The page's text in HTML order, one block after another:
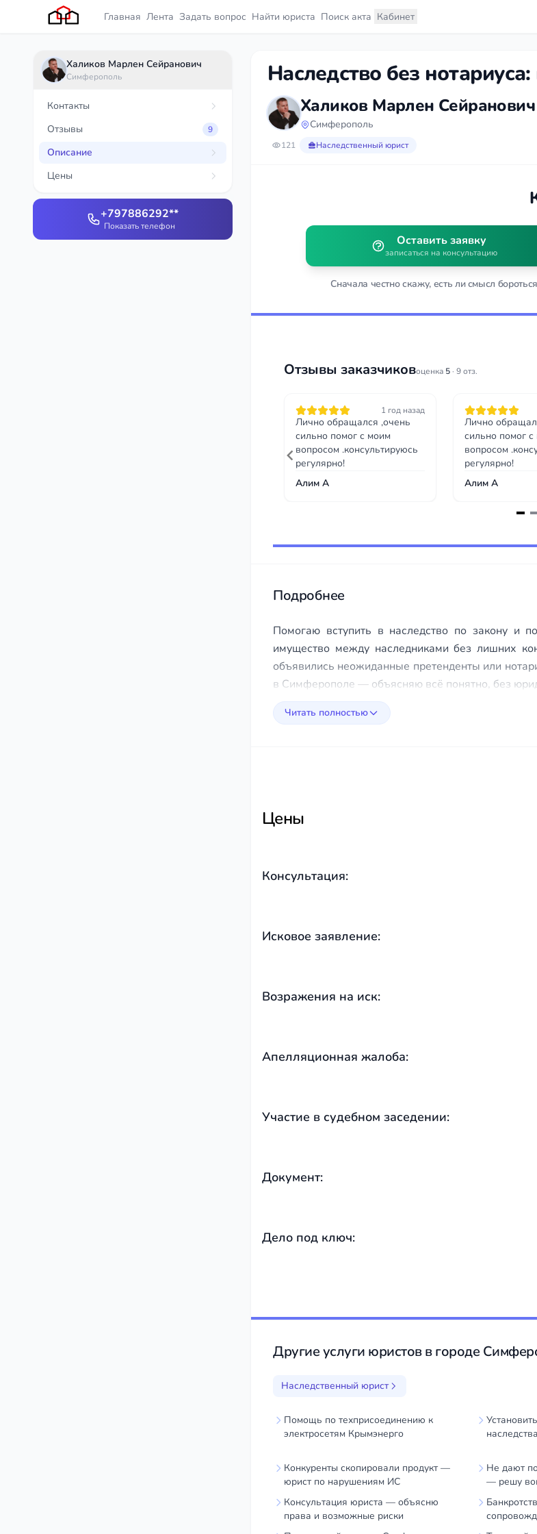
Главная Лента Задать вопрос Найти юриста Поиск акта Кабинет
Халиков Марлен Сейранович
Симферополь
Контакты
Отзывы
9
Описание
Цены
+797886292**
Показать телефон
Наследство без
Халиков Марлен Сейранович
Симферополь
121 Наследственный юрист
Оставить заявку
записаться на консультацию
Сначала честно скажу, есть ли смысл
Отзывы заказчиковоценка 5 · 9 отз.
1 год назад
Лично обращался ,очень
сильно помог с моим
вопросом .консультируюсь
регулярно!
Алим А
Лично
сильно помог
вопросом
регулярно!
Алим А
1
Подробнее
Помогаю вступить в наследство по закону и
имущество между наследниками без лишних
объявились неожиданные претенденты или
в Симферополе — объясняю всё понятно, без
Читать полностью
Цены
Консультация:
Исковое заявление:
Возражения на иск:
Апелляционная жалоба:
Участие в судебном заседении:
Документ:
Дело под ключ:
Другие услуги юристов в городе
Наследственный юрист
Помощь по техприсоединению к
электросетям Крымэнерго
наследства
Конкуренты скопировали продукт —
юрист по нарушениям ИС
Не дают
— решу
Консультация юриста — объясню
права и возможные риски